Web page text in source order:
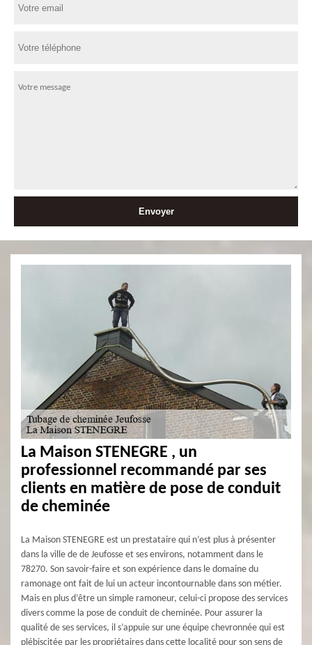
La Maison STENEGRE , un
professionnel recommandé par ses
clients en matière de pose de conduit
de cheminée
La Maison STENEGRE est un prestataire qui n’est plus à présenter
dans la ville de de Jeufosse et ses environs, notamment dans le
78270. Son savoir-faire et son expérience dans le domaine du
ramonage ont fait de lui un acteur incontournable dans son métier.
Mais en plus d’être un simple ramoneur, celui-ci propose des services
divers comme la pose de conduit de cheminée. Pour assurer la
qualité de ses services, il s’appuie sur une équipe chevronnée qui est
plébiscitée par les propriétaires dans cette localité pour son sens de